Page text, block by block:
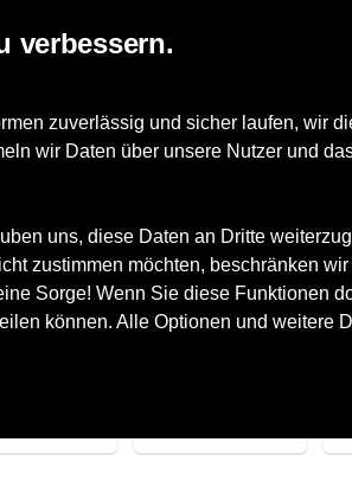
verbessern.
zuverlässig und sicher laufen, wir
wir Daten über unsere Nutzer und
uns, diese Daten an Dritte
zustimmen möchten, beschränken
Sorge! Wenn Sie diese Funktionen
können. Alle Optionen und weitere